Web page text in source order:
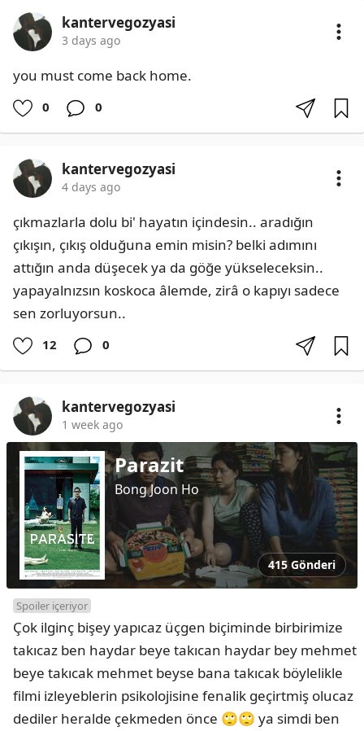
kantervegozyasi
3 days ago
you must come back home.
0 0
kantervegozyasi
4 days ago
çıkmazlarla dolu bi' hayatın içindesin.. aradığın
çıkışın, çıkış olduğuna emin misin? belki adımını
attığın anda düşecek ya da göğe yükseleceksin..
yapayalnızsın koskoca âlemde, zirâ o kapıyı sadece
sen zorluyorsun..
12 0
kantervegozyasi
1 week ago
Parazit
Bong Joon Ho
415 Gönderi
Spoiler içeriyor
Çok ilginç bişey yapıcaz üçgen biçiminde birbirimize
takıcaz ben haydar beye takıcan haydar bey mehmet
beye takıcak mehmet beyse bana takıcak böylelikle
filmi izleyeblerin psikolojisine fenalik geçirtmiş olucaz
dediler heralde çekmeden önce 🙄🙄 ya simdi ben